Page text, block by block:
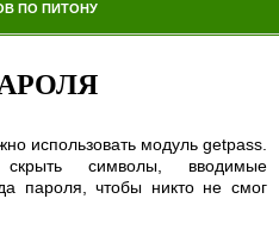
ПО ПИТОНУ
использовать модуль getpass.
символы, вводимые
пароля, чтобы никто не смог